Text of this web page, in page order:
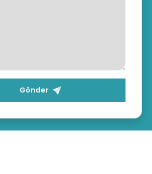
Gönder